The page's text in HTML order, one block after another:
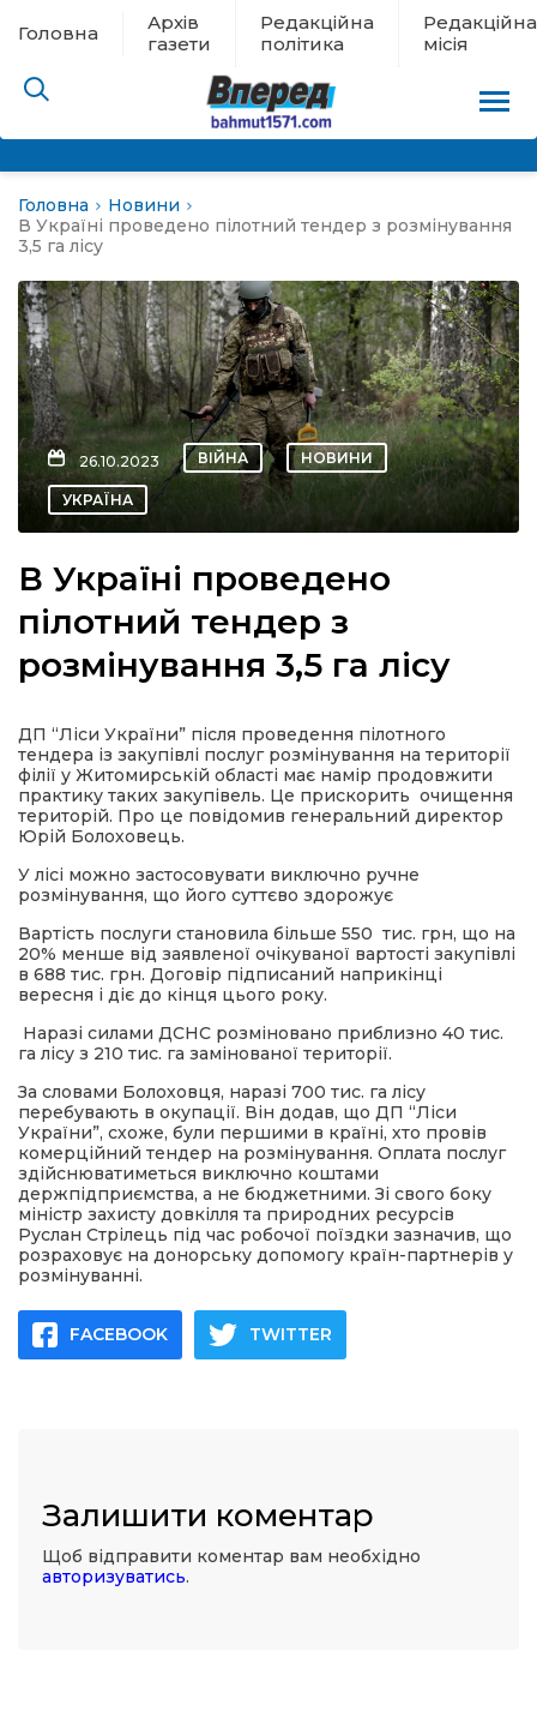
Головна
Архів
газети
Редакційна
політика
Редакційна
місія
евакуації
новини
політика
Головна
Новини
В Україні проведено пілотний тендер з розмінування
3,5 га лісу
26.10.2023 ВІЙНА НОВИНИ
УКРАЇНА
В Україні проведено
пілотний тендер з
розмінування 3,5 га лісу
ДП “Ліси України” після проведення пілотного
тендера із закупівлі послуг розмінування на території
філії у Житомирській області має намір продовжити
практику таких закупівель. Це прискорить очищення
територій. Про це повідомив генеральний директор
Юрій Болоховець.
У лісі можно застосовувати виключно ручне
розмінування, що його суттєво здорожує
Вартість послуги становила більше 550 тис. грн, що на
20% менше від заявленої очікуваної вартості закупівлі
в 688 тис. грн. Договір підписаний наприкінці
вересня і діє до кінця цього року.
Наразі силами ДСНС розміновано приблизно 40 тис.
га лісу з 210 тис. га замінованої території.
За словами Болоховця, наразі 700 тис. га лісу
перебувають в окупації. Він додав, що ДП “Ліси
України”, схоже, були першими в країні, хто провів
комерційний тендер на розмінування. Оплата послуг
здійснюватиметься виключно коштами
держпідприємства, а не бюджетними. Зі свого боку
міністр захисту довкілля та природних ресурсів
Руслан Стрілець під час робочої поїздки зазначив, що
розраховує на донорську допомогу країн-партнерів у
розмінуванні.
FACEBOOK TWITTER
Залишити коментар
Щоб відправити коментар вам необхідно
авторизуватись.